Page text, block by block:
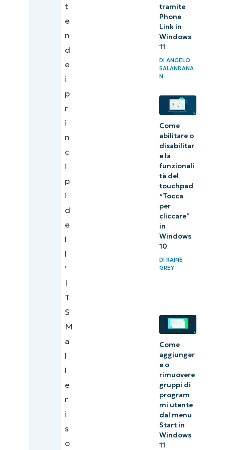
t
e
n
d
e
i
p
r
i
n
c
i
p
i
d
e
l
l
’
I
T
S
M
a
l
l
e
r
i
s
o
tramite
Phone
Link in
Windows
11
DI ANGELO
SALANDANA
N
Come
abilitare o
disabilitar
e la
funzionali
tà del
touchpad
“Tocca
per
cliccare”
in
Windows
10
DI RAINE
GREY
Come
aggiunger
e o
rimuovere
gruppi di
program
mi utente
dal menu
Start in
Windows
11